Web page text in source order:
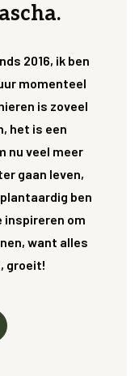
2016, ik ben
momenteel
is zoveel
het is een
nu veel meer
gaan leven,
ben
inspireren om
want alles
groeit!